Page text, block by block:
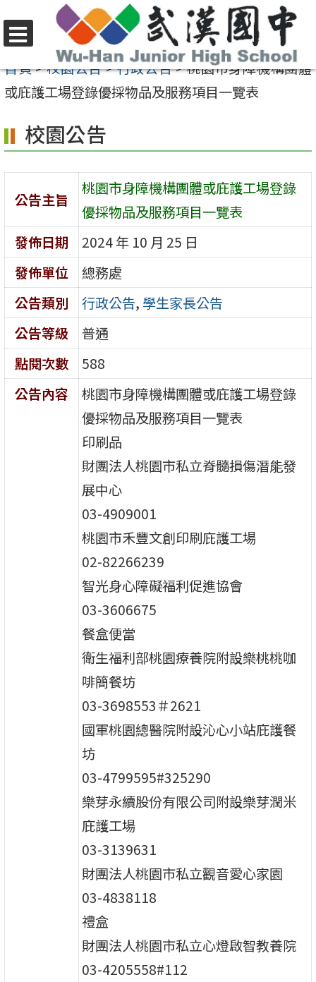
至
要
容
區
選
單
首頁>校園公告>行政公告>桃園市身障機構團體
或庇護工場登錄優採物品及服務項目一覽表
校園公告
公告主旨
桃園市身障機構團體或庇護工場登錄
優採物品及服務項目一覽表
發佈日期
2024 年 10 月 25 日
發佈單位
總務處
公告類別
行政公告, 學生家長公告
公告等級
普通
點閱次數
588
公告內容
桃園市身障機構團體或庇護工場登錄
優採物品及服務項目一覽表
印刷品
財團法人桃園市私立脊髓損傷潛能發
展中心
03-4909001
桃園市禾豐文創印刷庇護工場
02-82266239
智光身心障礙福利促進協會
03-3606675
餐盒便當
衛生福利部桃園療養院附設樂桃桃咖
啡簡餐坊
03-3698553＃2621
國軍桃園總醫院附設沁心小站庇護餐
坊
03-4799595#325290
樂芽永續股份有限公司附設樂芽潤米
庇護工場
03-3139631
財團法人桃園市私立觀音愛心家園
03-4838118
禮盒
財團法人桃園市私立心燈啟智教養院
03-4205558#112